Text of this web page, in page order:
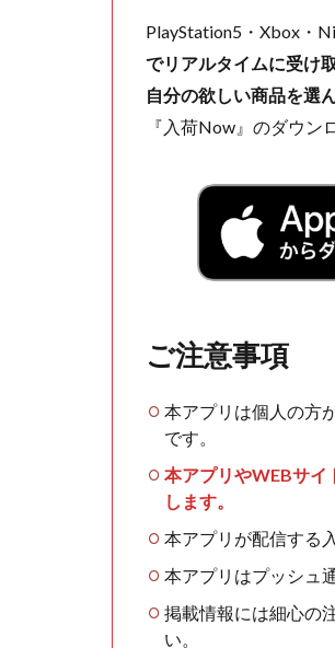
PlayStation5・Xbox・
でリアルタイムに受け
自分の欲しい商品を選
『入荷Now』のダウン
ご注意事項
本アプリは個人の方
です。
本アプリやWEBサイ
します。
本アプリが配信する
本アプリはプッシュ
掲載情報には細心の
い。